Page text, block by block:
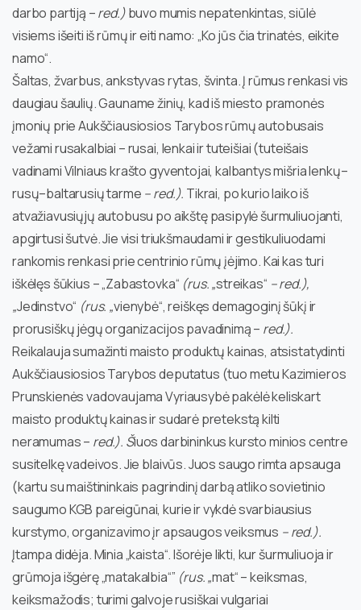
darbo partiją –red.)buvo mumis nepatenkintas, siūlė
visiems išeiti iš rūmų ir eiti namo: „Ko jūs čia trinatės, eikite
namo“.
Šaltas, žvarbus, ankstyvas rytas, švinta. Į rūmus renkasi vis
daugiau šaulių. Gauname žinių, kad iš miesto pramonės
įmonių prie Aukščiausiosios Tarybos rūmų autobusais
vežami rusakalbiai – rusai, lenkai ir tuteišiai (tuteišais
vadinami Vilniaus krašto gyventojai, kalbantys mišria lenkų–
rusų–baltarusių tarme – red.). Tikrai, po kurio laiko iš
atvažiavusiųjų autobusu po aikštę pasipylė šurmuliuojanti,
apgirtusi šutvė. Jie visi triukšmaudami ir gestikuliuodami
rankomis renkasi prie centrinio rūmų įėjimo. Kai kas turi
iškėlęs šūkius – „Zabastovka“ (rus. „streikas“ – red.),
„Jedinstvo“ (rus. „vienybė“, reiškęs demagoginį šūkį ir
prorusiškų jėgų organizacijos pavadinimą – red.).
Reikalauja sumažinti maisto produktų kainas, atsistatydinti
Aukščiausiosios Tarybos deputatus (tuo metu Kazimieros
Prunskienės vadovaujama Vyriausybė pakėlė keliskart
maisto produktų kainas ir sudarė pretekstą kilti
neramumas – red.). Šiuos darbininkus kursto minios centre
susitelkę vadeivos. Jie blaivūs. Juos saugo rimta apsauga
(kartu su maištininkais pagrindinį darbą atliko sovietinio
saugumo KGB pareigūnai, kurie ir vykdė svarbiausius
kurstymo, organizavimo įr apsaugos veiksmus – red.).
Įtampa didėja. Minia „kaista“. Išorėje likti, kur šurmuliuoja ir
grūmoja išgėrę „matakalbia“” (rus. „mat“ – keiksmas,
keiksmažodis; turimi galvoje rusiškai vulgariai